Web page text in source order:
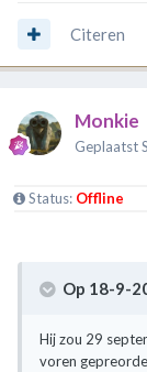
Citeren
Monkie
Geplaatst
Status: Offline
Op 18-9-
Hij zou 29
voren